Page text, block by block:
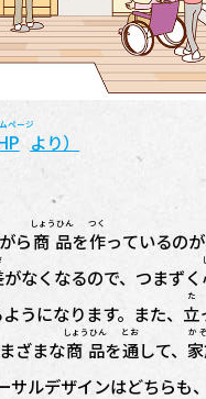
ページ
より）
ら商品
しょうひん
を作
つく
っているのが
がなくなるので、つまずく
うになります。また、 立
た
ざまな商品
しょうひん
を通
とお
して、
か
ルデザインはどちらも、